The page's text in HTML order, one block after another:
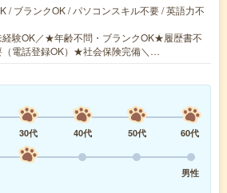
/ ブランクOK / パソコンスキル不要 / 英語力不
経験OK／★年齢不問・ブランクOK★履歴書不
（電話登録OK）★社会保険完備＼…
30代 40代 50代
60代
男性